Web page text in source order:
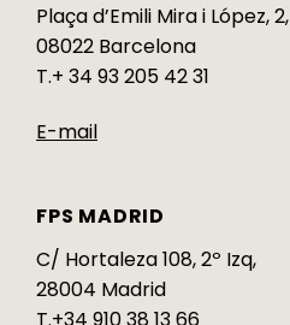
Plaça d’Emili Mira i López, 2,
08022 Barcelona
T.+ 34 93 205 42 31
E-mail
FPS MADRID
C/ Hortaleza 108, 2º Izq,
28004 Madrid
T.+34 910 38 13 66